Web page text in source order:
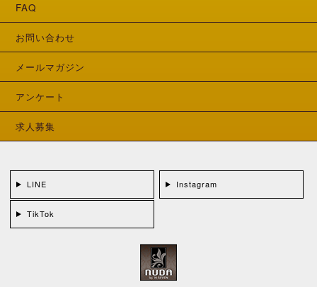
FAQ
お問い合わせ
メールマガジン
アンケート
求人募集
LINE Instagram
TikTok